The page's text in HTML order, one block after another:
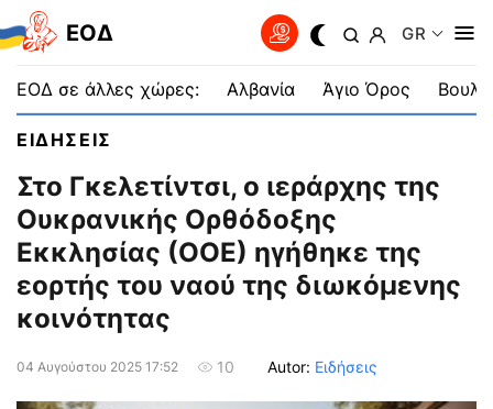
EOΔ GR
ΕΟΔ σε άλλες χώρες: Αλβανία Άγιο Όρος
ΕΙΔΗΣΕΙΣ
Στο Γκελετίντσι, ο ιεράρχης της
Ουκρανικής Ορθόδοξης
Εκκλησίας (ΟΟΕ) ηγήθηκε της
εορτής του ναού της διωκόμενης
κοινότητας
04 Αυγούστου 2025 17:52 10 Autor: Ειδήσεις